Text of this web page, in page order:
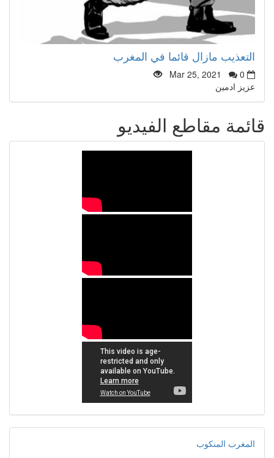
التعذيب مازال قائما في المغرب
Mar 25, 2021
0
عزيز ادمين
قائمة مقاطع الفيديو
المغرب المنكوب